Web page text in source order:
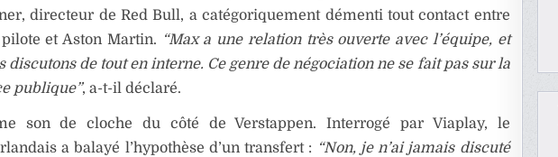
directeur de Red Bull, a catégoriquement démenti tout contact entre
et Aston Martin. “Max a une relation très ouverte avec l’équipe, et
discutons de tout en interne. Ce genre de négociation ne se fait pas sur la
publique”, a-t-il déclaré.
son de cloche du côté de Verstappen. Interrogé par Viaplay, le
a balayé l’hypothèse d’un transfert : “Non, je n’ai jamais discuté